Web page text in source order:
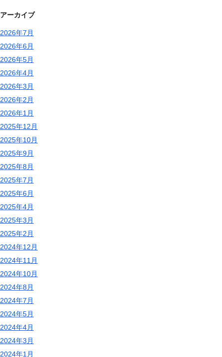
アーカイブ
2026年7月
2026年6月
2026年5月
2026年4月
2026年3月
2026年2月
2026年1月
2025年12月
2025年10月
2025年9月
2025年8月
2025年7月
2025年6月
2025年4月
2025年3月
2025年2月
2024年12月
2024年11月
2024年10月
2024年8月
2024年7月
2024年5月
2024年4月
2024年3月
2024年1月